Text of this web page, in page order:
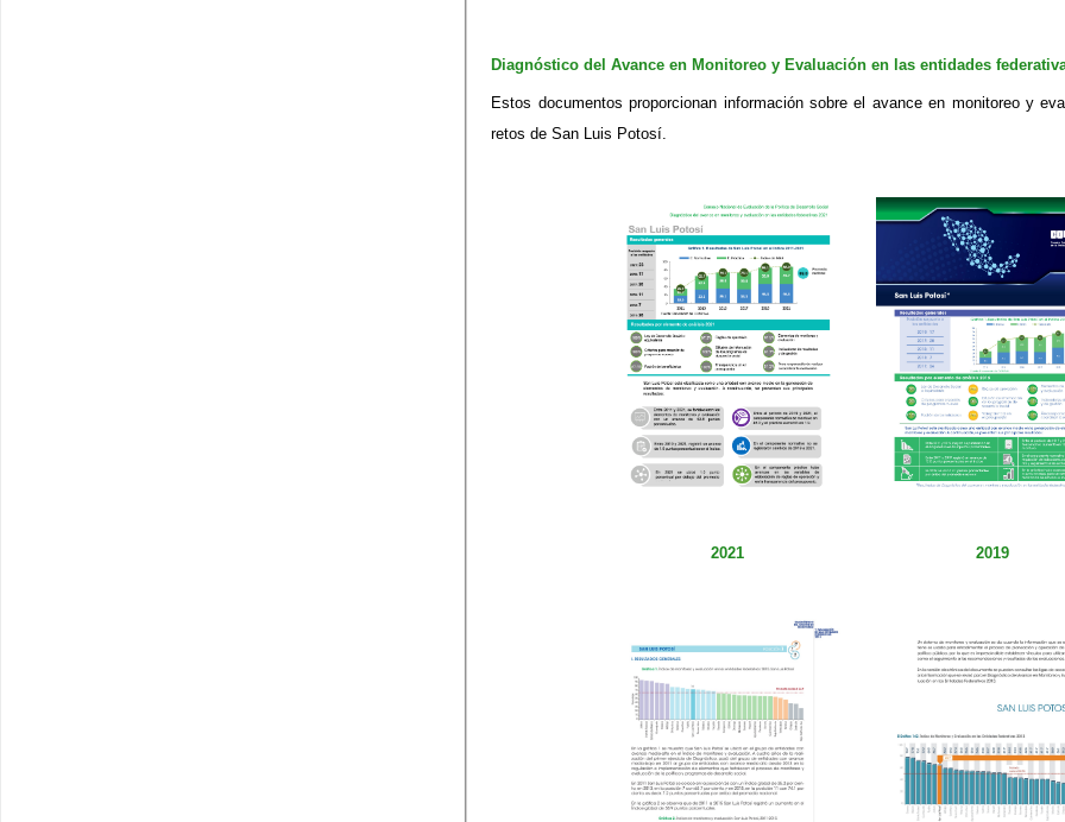
Diagnóstico del Avance en Monitoreo y Evaluación ​en las ​entidades
Estos documentos proporcionan información sobre el avance en monitoreo y
retos de San Luis Potosí.​​
2021 2019